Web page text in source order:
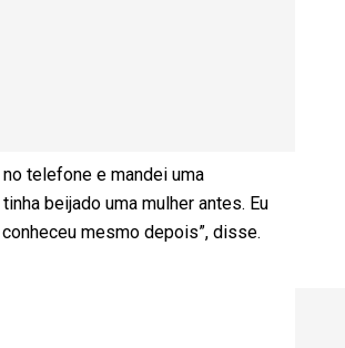
telefone e mandei uma
beijado uma mulher antes. Eu
mesmo depois”, disse.